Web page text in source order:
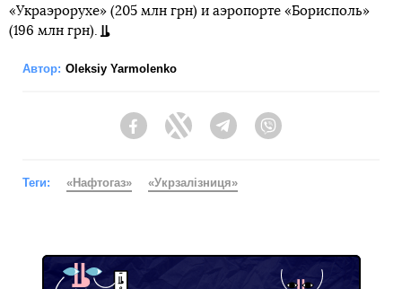
«Украэрорухе» (205 млн грн) и аэропорте «Борисполь»
(196 млн грн).
Автор: Oleksiy Yarmolenko
FacebookTwitter Telegram
Теги: «Нафтогаз» «Укрзалізниця»